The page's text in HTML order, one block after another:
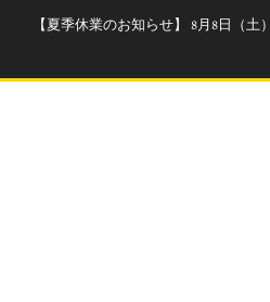
【夏季休業のお知らせ】 8月8日（